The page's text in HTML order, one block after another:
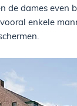
de dames even
enkele